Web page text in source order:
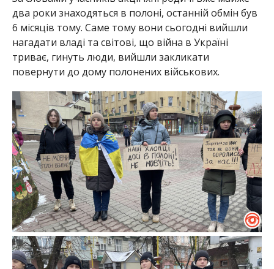
два роки знаходяться в полоні, останній обмін був
6 місяців тому. Саме тому вони сьогодні вийшли
нагадати владі та світові, що війна в Україні
триває, гинуть люди, вийшли закликати
повернути до дому полонених військових.